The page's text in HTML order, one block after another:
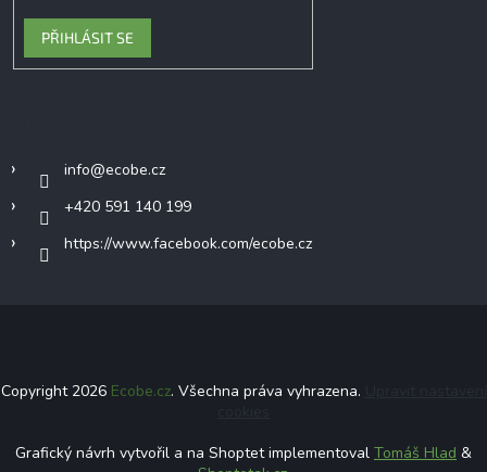
PŘIHLÁSIT SE
info@ecobe.cz
+420 591 140 199
https://www.facebook.com/ecobe.cz
Copyright 2026 Ecobe.cz. Všechna práva vyhrazena.
Grafický návrh vytvořil a na Shoptet implementoval Tomáš Hlad &